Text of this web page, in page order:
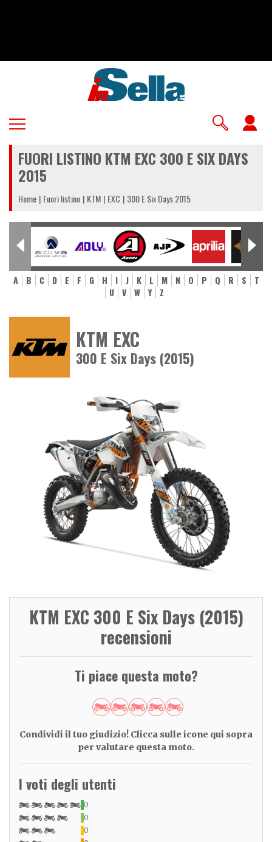
FUORI LISTINO KTM EXC 300 E SIX DAYS
2015
Home Fuori listino KTM EXC 300 E Six Days 2015
A B C D E F G H I J K L M N O P Q R S
T
U
V W Y Z
KTM EXC
300 E Six Days (2015)
KTM EXC 300 E Six Days (2015)
recensioni
Ti piace questa moto?
Condividi il tuo giudizio! Clicca sulle icone qui sopra
per valutare questa moto.
I voti degli utenti
0
0
0